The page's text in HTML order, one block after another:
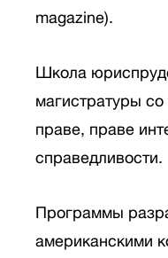
magazine).
Школа
магистратуры
праве, праве
справедливости.
Программы
американскими